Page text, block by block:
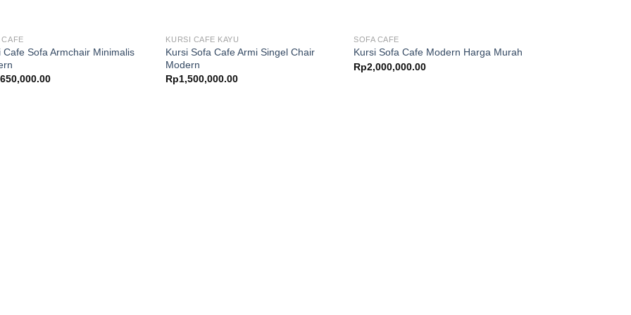
CAFE
Cafe Sofa Armchair Minimalis
KURSI CAFE KAYU
Kursi Sofa Cafe Armi Singel Chair
Modern
Rp1,500,000.00
SOFA CAFE
Kursi Sofa Cafe Modern Harga Murah
Rp2,000,000.00